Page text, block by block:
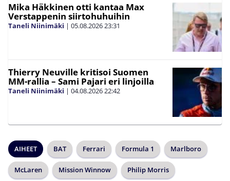
Mika Häkkinen otti kantaa Max
Verstappenin siirtohuhuihin
Taneli Niinimäki | 05.08.202623:31
Thierry Neuville kritisoi Suomen
MM-rallia – Sami Pajari eri linjoilla
Taneli Niinimäki | 04.08.202622:42
AIHEET BAT Ferrari Formula 1 Marlboro
McLaren Mission Winnow Philip Morris